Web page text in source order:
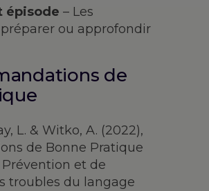
épisode – Les
ou approfondir
de
L. & Witko, A. (2022),
de Bonne Pratique
Prévention et de
troubles du langage